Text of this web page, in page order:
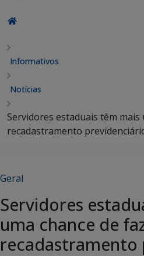
Informativos
Notícias
Servidores estaduais têm mais
recadastramento
Geral
Servidores
uma chance de
recadastramento